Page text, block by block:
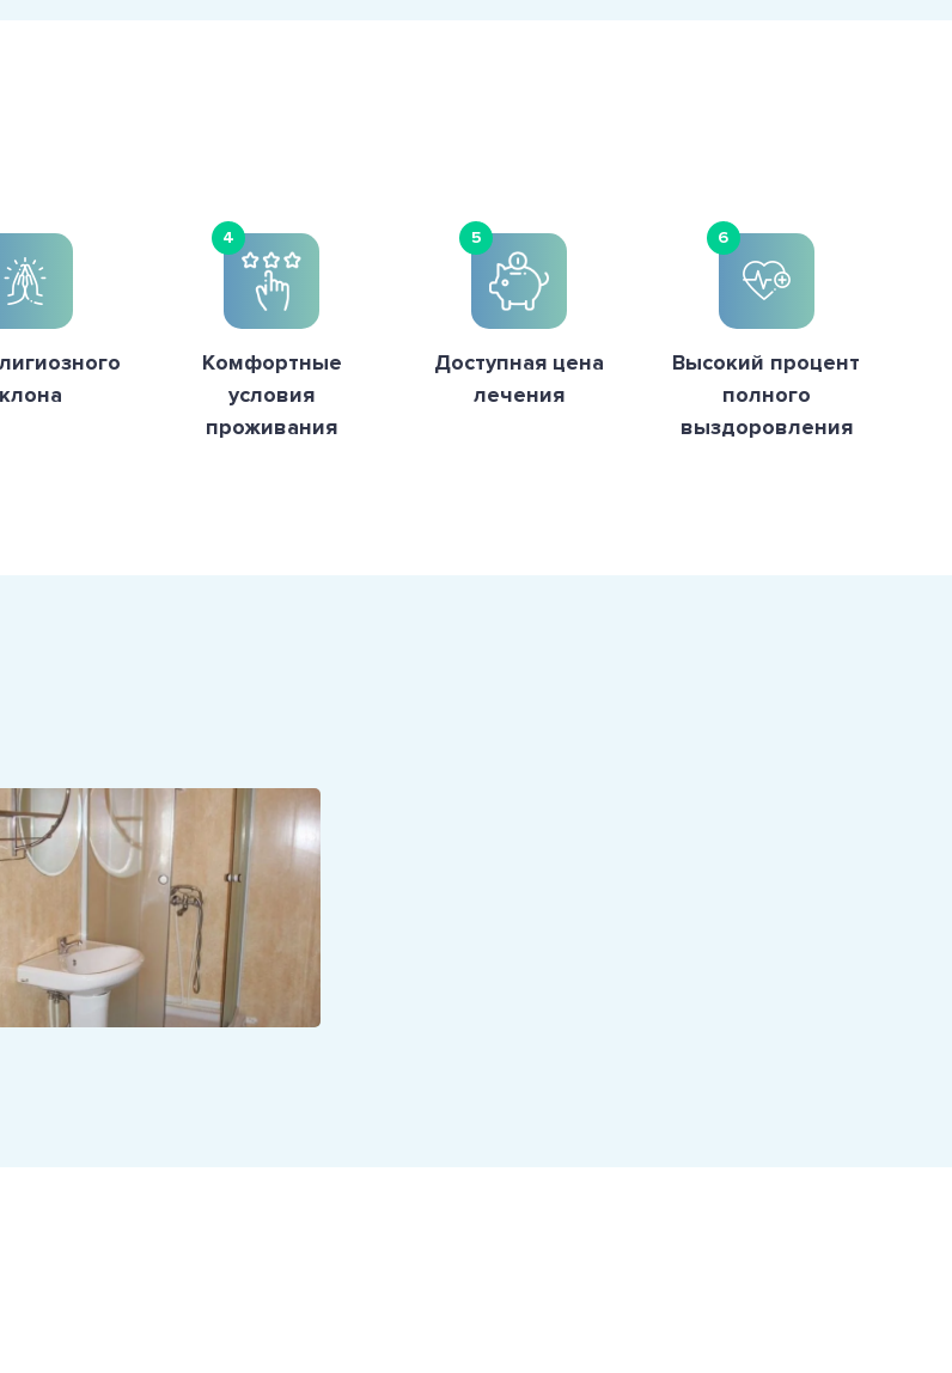
4
Комфортные
условия
проживания
5
Доступная цена
лечения
6
Высокий процент
полного
выздоровления